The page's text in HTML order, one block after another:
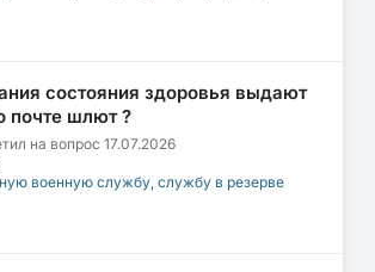
состояния здоровья выдают
почте шлют ?
на вопрос 17.07.2026
военную службу, службу в резерве